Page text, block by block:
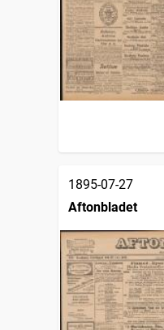
1895-07-27
Aftonbladet